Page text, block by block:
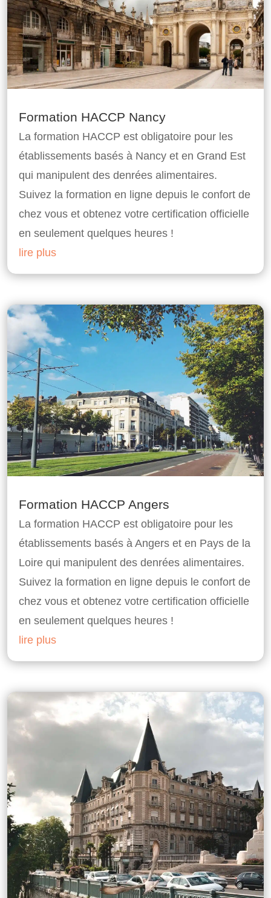
Formation HACCP Nancy
La formation HACCP est obligatoire pour les
établissements basés à Nancy et en Grand Est
qui manipulent des denrées alimentaires.
Suivez la formation en ligne depuis le confort de
chez vous et obtenez votre certification officielle
en seulement quelques heures !
lire plus
Formation HACCP Angers
La formation HACCP est obligatoire pour les
établissements basés à Angers et en Pays de la
Loire qui manipulent des denrées alimentaires.
Suivez la formation en ligne depuis le confort de
chez vous et obtenez votre certification officielle
en seulement quelques heures !
lire plus